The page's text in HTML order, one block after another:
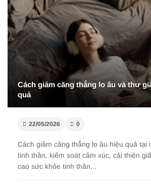
Rối loạn hoảng sợ: Dấu hiệu, nguyên
chữa
22/05/2026 0
Rối loạn hoảng sợ là tình trạng lo âu dữ
nhanh, khó thở. Tìm hiểu dấu hiệu,
chữa hiệu quả giúp kiểm s...